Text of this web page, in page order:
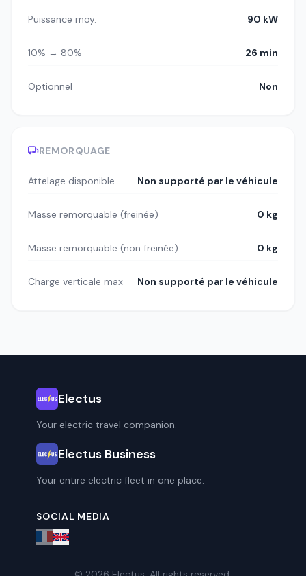
Puissance moy. 90 kW
10% → 80% 26 min
Optionnel Non
REMORQUAGE
Attelage disponible Non supporté par le véhicule
Masse remorquable (freinée) 0 kg
Masse remorquable (non freinée) 0 kg
Charge verticale max Non supporté par le véhicule
Electus
Your electric travel companion.
Electus Business
Your entire electric fleet in one place.
SOCIAL MEDIA